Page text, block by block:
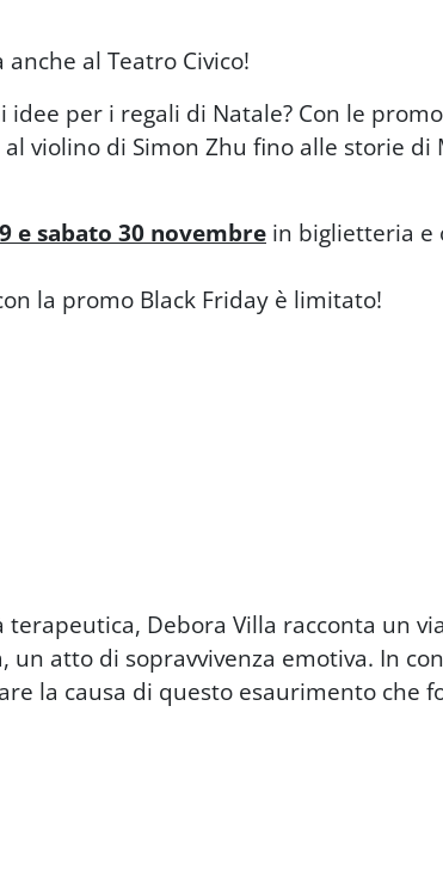
al Teatro Civico!
per i regali di Natale? Con le
violino di Simon Zhu fino alle storie di
e sabato 30 novembre in biglietteria e
la promo Black Friday è limitato!
Debora Villa racconta un
atto di sopravvivenza emotiva. In
la causa di questo esaurimento che